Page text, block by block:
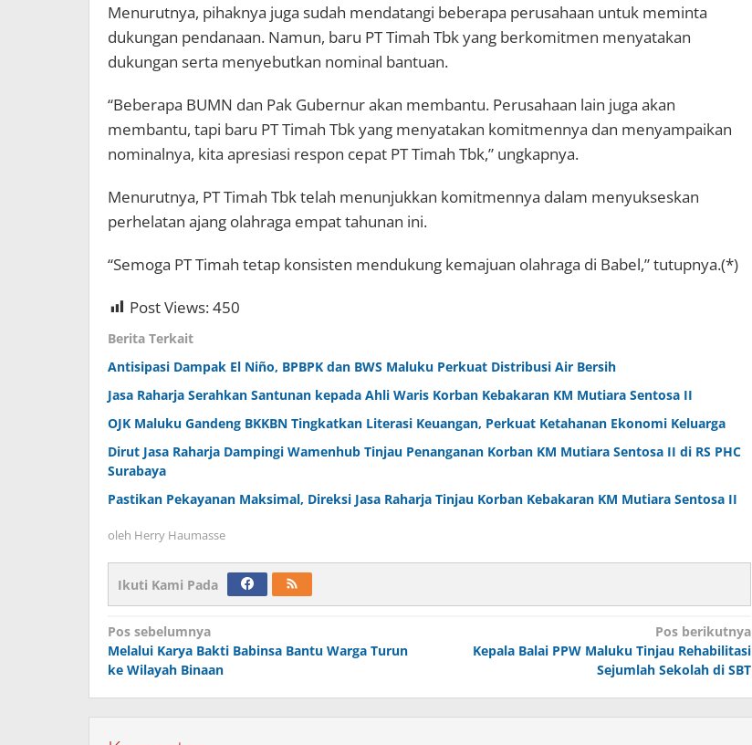
Menurutnya, pihaknya juga sudah mendatangi beberapa perusahaan untuk meminta
dukungan pendanaan. Namun, baru PT Timah Tbk yang berkomitmen menyatakan
dukungan serta menyebutkan nominal bantuan.
“Beberapa BUMN dan Pak Gubernur akan membantu. Perusahaan lain juga akan
membantu, tapi baru PT Timah Tbk yang menyatakan komitmennya dan menyampaikan
nominalnya, kita apresiasi respon cepat PT Timah Tbk,” ungkapnya.
Menurutnya, PT Timah Tbk telah menunjukkan komitmennya dalam menyukseskan
perhelatan ajang olahraga empat tahunan ini.
“Semoga PT Timah tetap konsisten mendukung kemajuan olahraga di Babel,” tutupnya.(*)
Post Views:450
Berita Terkait
Antisipasi Dampak El Niño, BPBPK dan BWS Maluku Perkuat Distribusi Air Bersih
Jasa Raharja Serahkan Santunan kepada Ahli Waris Korban Kebakaran KM Mutiara Sentosa II
OJK Maluku Gandeng BKKBN Tingkatkan Literasi Keuangan, Perkuat Ketahanan Ekonomi Keluarga
Dirut Jasa Raharja Dampingi Wamenhub Tinjau Penanganan Korban KM Mutiara Sentosa II di RS PHC
Surabaya
Pastikan Pekayanan Maksimal, Direksi Jasa Raharja Tinjau Korban Kebakaran KM Mutiara Sentosa II
oleh Herry Haumasse
Ikuti Kami Pada
Navigasi
pos
Pos sebelumnya
Melalui Karya Bakti Babinsa Bantu Warga Turun
ke Wilayah Binaan
Pos berikutnya
Kepala Balai PPW Maluku Tinjau Rehabilitasi
Sejumlah Sekolah di SBT